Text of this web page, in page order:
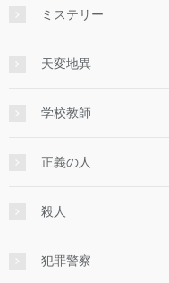
ミステリー
天変地異
学校教師
正義の人
殺人
犯罪警察